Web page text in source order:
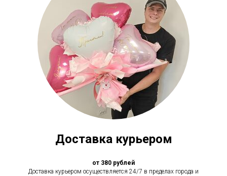
Доставка курьером
от 380 рублей
Доставка курьером осуществляется 24/7 в пределах города и